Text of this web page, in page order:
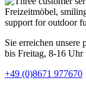
Sie erreichen unsere
bis Freitag, 8-16 Uhr
+49 (0)8671 977670